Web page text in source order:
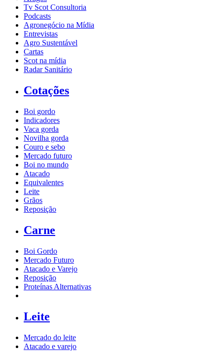
Tv Scot Consultoria
Podcasts
Agronegócio na Mídia
Entrevistas
Agro Sustentável
Cartas
Scot na mídia
Radar Sanitário
Cotações
Boi gordo
Indicadores
Vaca gorda
Novilha gorda
Couro e sebo
Mercado futuro
Boi no mundo
Atacado
Equivalentes
Leite
Grãos
Reposição
Carne
Boi Gordo
Mercado Futuro
Atacado e Varejo
Reposição
Proteínas Alternativas
Leite
Mercado do leite
Atacado e varejo